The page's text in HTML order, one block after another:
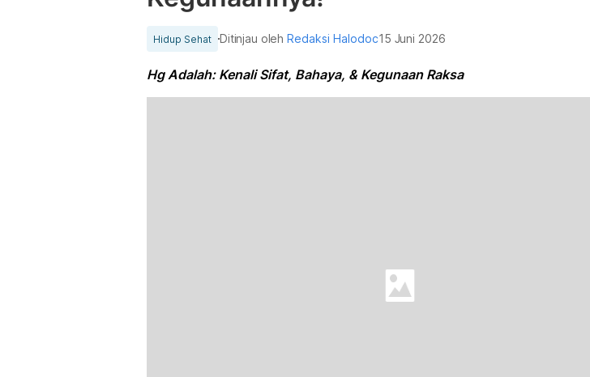
Hidup Sehat Ditinjau olehRedaksi Halodoc15 Juni 2026
Hg Adalah: Kenali Sifat, Bahaya, & Kegunaan Raksa